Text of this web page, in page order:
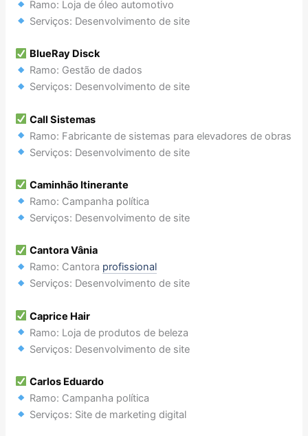
Ramo: Loja de óleo automotivo
Serviços: Desenvolvimento de site
BlueRay Disck
Ramo: Gestão de dados
Serviços: Desenvolvimento de site
Call Sistemas
Ramo: Fabricante de sistemas para elevadores de obras
Serviços: Desenvolvimento de site
Caminhão Itinerante
Ramo: Campanha política
Serviços: Desenvolvimento de site
Cantora Vânia
Ramo: Cantora profissional
Serviços: Desenvolvimento de site
Caprice Hair
Ramo: Loja de produtos de beleza
Serviços: Desenvolvimento de site
Carlos Eduardo
Ramo: Campanha política
Serviços: Site de marketing digital